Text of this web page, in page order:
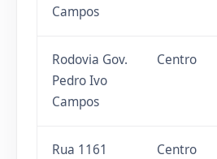
Campos
Rodovia Gov.
Pedro Ivo
Campos
Centro
Rua 1161
Centro